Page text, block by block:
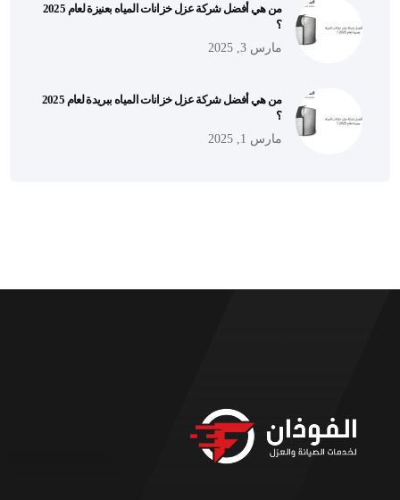
من هي أفضل شركة عزل خزانات المياه بعنيزة لعام 2025
؟
مارس 3, 2025
من هي أفضل شركة عزل خزانات المياه ببريدة لعام 2025
؟
مارس 1, 2025